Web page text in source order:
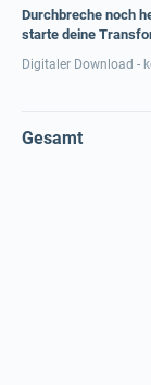
Durchbreche noch
starte deine
Digitaler Download -
Gesamt